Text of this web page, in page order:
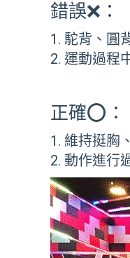
錯誤❌：
駝背、圓
運動過程
正確⭕：
維持挺胸
動作進行